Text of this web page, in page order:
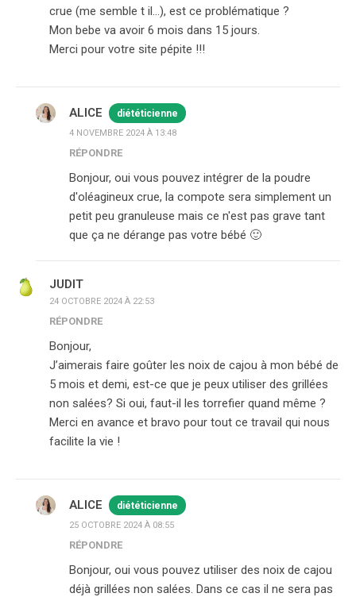
crue (me semble t il…), est ce problématique ?
Mon bebe va avoir 6 mois dans 15 jours.
Merci pour votre site pépite !!!
ALICE diététicienne
4 NOVEMBRE 2024 À 13:48
RÉPONDRE
Bonjour, oui vous pouvez intégrer de la poudre
d'oléagineux crue, la compote sera simplement un
petit peu granuleuse mais ce n'est pas grave tant
que ça ne dérange pas votre bébé 🙂
JUDIT
24 OCTOBRE 2024 À 22:53
RÉPONDRE
Bonjour,
J’aimerais faire goûter les noix de cajou à mon bébé de
5 mois et demi, est-ce que je peux utiliser des grillées
non salées? Si oui, faut-il les torrefier quand même ?
Merci en avance et bravo pour tout ce travail qui nous
facilite la vie !
ALICE diététicienne
25 OCTOBRE 2024 À 08:55
RÉPONDRE
Bonjour, oui vous pouvez utiliser des noix de cajou
déjà grillées non salées. Dans ce cas il ne sera pas